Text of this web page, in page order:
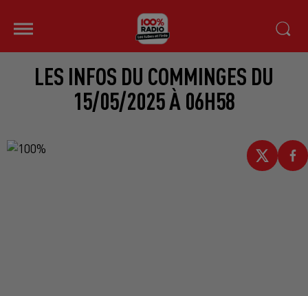
LES INFOS DU COMMINGES DU
15/05/2025 À 06H58